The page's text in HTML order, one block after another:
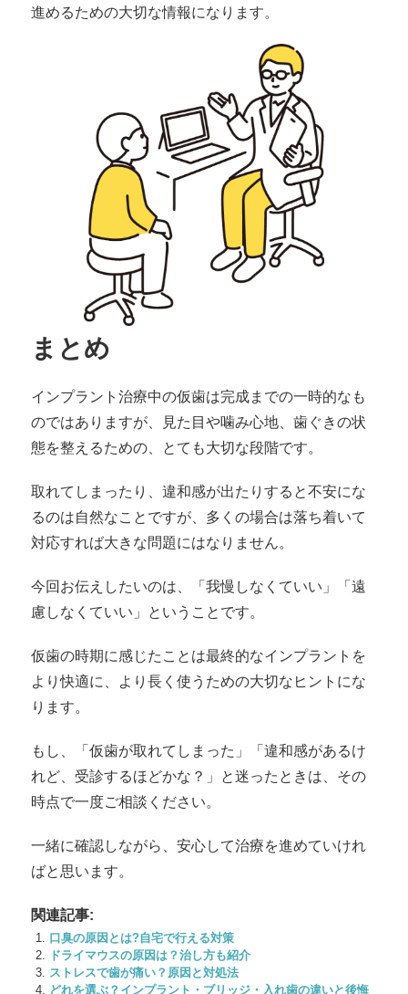
進めるための大切な情報になります。
まとめ
インプラント治療中の仮歯は完成までの一時的なも
のではありますが、見た目や噛み心地、歯ぐきの状
態を整えるための、とても大切な段階です。
取れてしまったり、違和感が出たりすると不安にな
るのは自然なことですが、多くの場合は落ち着いて
対応すれば大きな問題にはなりません。
今回お伝えしたいのは、「我慢しなくていい」「遠
慮しなくていい」ということです。
仮歯の時期に感じたことは最終的なインプラントを
より快適に、より長く使うための大切なヒントにな
ります。
もし、「仮歯が取れてしまった」「違和感があるけ
れど、受診するほどかな？」と迷ったときは、その
時点で一度ご相談ください。
一緒に確認しながら、安心して治療を進めていけれ
ばと思います。
関連記事:
口臭の原因とは?自宅で行える対策
ドライマウスの原因は？治し方も紹介
ストレスで歯が痛い？原因と対処法
どれを選ぶ？インプラント・ブリッジ・入れ歯の違いと後悔